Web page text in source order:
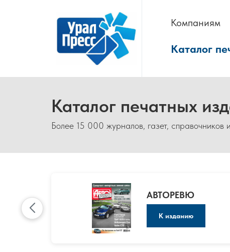
Компаниям
Каталог
Каталог печатных
Более 15 000 журналов, газет, справочников
АВТОРЕВЮ
К изданию